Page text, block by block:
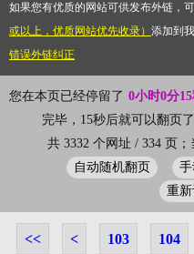
如果您有优质的网站可供发布外链，
或以上，优质网站优先收录） 添加到
错误外链纠正
您在本页已经停留了 0小时0分
完毕，15秒后就可以翻页
共 3332 个网址 / 334 页；
自动随机翻页
重
<< < 103 104